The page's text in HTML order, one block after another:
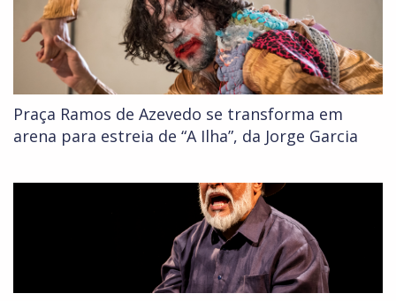
Praça Ramos de Azevedo se transforma em
arena para estreia de “A Ilha”, da Jorge Garcia